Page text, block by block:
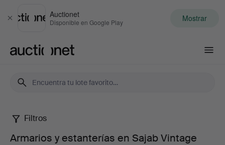
Cerrar
Auctionet
Disponible en Google Play Mostrar
Armarios
Filtros
Armarios y estanterías en Sajab Vintage